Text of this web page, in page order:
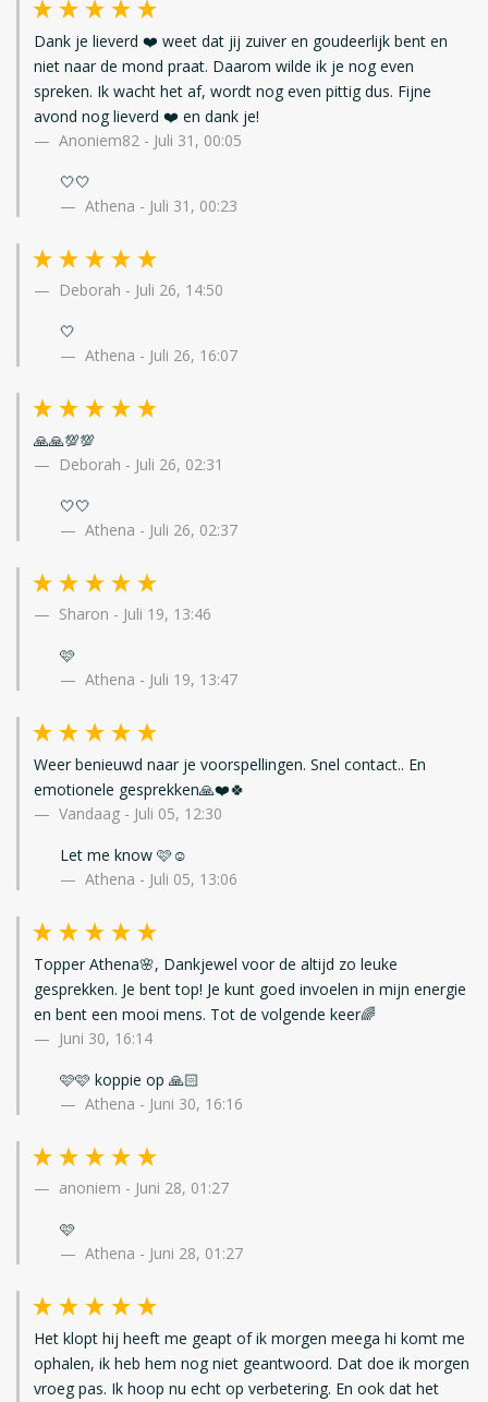
Dank je lieverd ❤️ weet dat jij zuiver en goudeerlijk bent en
niet naar de mond praat. Daarom wilde ik je nog even
spreken. Ik wacht het af, wordt nog even pittig dus. Fijne
avond nog lieverd ❤️ en dank je!
Anoniem82 - Juli 31, 00:05
🤍🤍
Athena - Juli 31, 00:23
Deborah - Juli 26, 14:50
🤍
Athena - Juli 26, 16:07
🙏🙏💯💯
Deborah - Juli 26, 02:31
🤍🤍
Athena - Juli 26, 02:37
Sharon - Juli 19, 13:46
🩷
Athena - Juli 19, 13:47
Weer benieuwd naar je voorspellingen. Snel contact.. En
emotionele gesprekken🙏❤️🍀
Vandaag - Juli 05, 12:30
Let me know 🩷☺️
Athena - Juli 05, 13:06
Topper Athena🌸, Dankjewel voor de altijd zo leuke
gesprekken. Je bent top! Je kunt goed invoelen in mijn energie
en bent een mooi mens. Tot de volgende keer🌈
Juni 30, 16:14
🩷🩷 koppie op 🙏🏻
Athena - Juni 30, 16:16
anoniem - Juni 28, 01:27
🩷
Athena - Juni 28, 01:27
Het klopt hij heeft me geapt of ik morgen meega hi komt me
ophalen, ik heb hem nog niet geantwoord. Dat doe ik morgen
vroeg pas. Ik hoop nu echt op verbetering. En ook dat het